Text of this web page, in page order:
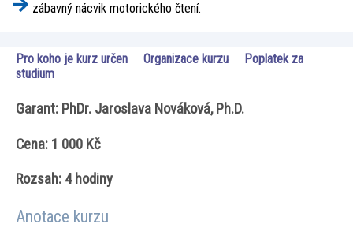
zábavný nácvik motorického čtení.
Pro koho je kurz určen Organizace kurzu
Poplatek za
studium
Garant: PhDr. Jaroslava Nováková, Ph.D.
Cena: 1 000 Kč
Rozsah: 4 hodiny
Anotace kurzu